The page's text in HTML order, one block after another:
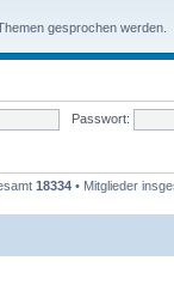
gesprochen werden.
Passwort:
18334 • Mitglieder